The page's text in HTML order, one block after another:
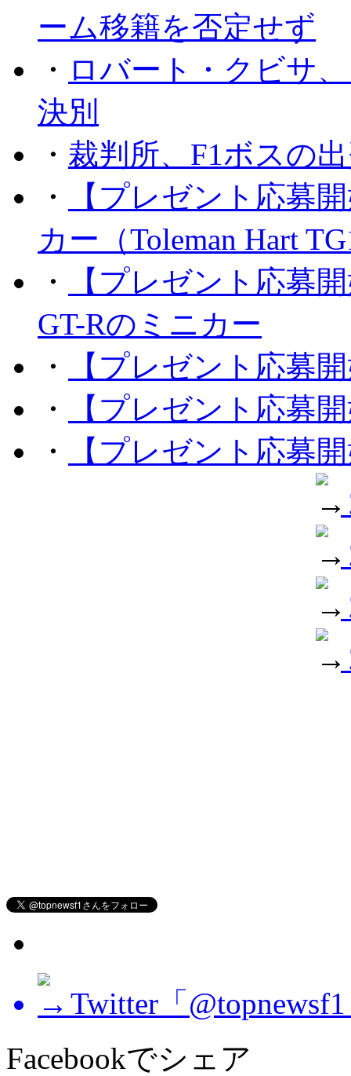
ーム移籍を否定せず
・ ロバート・クビサ
決別
・ 裁判所、F1ボスの
・
【プレゼント応募
カー（Toleman Hart
・
【プレゼント応募
GT-Rのミニカー
・
【プレゼント応募
・
【プレゼント応募
・
【プレゼント応募
Twitter「
Facebookでシェア